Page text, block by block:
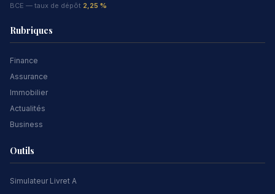
BCE — taux de dépôt 2,25 %
Rubriques
Finance
Assurance
Immobilier
Actualités
Business
Outils
Simulateur Livret A